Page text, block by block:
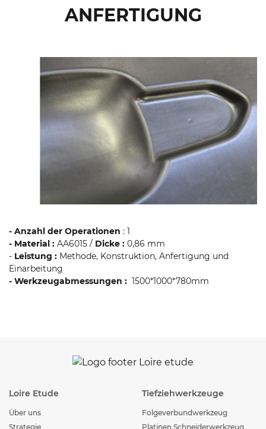
ANFERTIGUNG
- Anzahl der Operationen : 1
- Material : AA6015 / Dicke : 0,86 mm
- Leistung : Methode, Konstruktion, Anfertigung und
Einarbeitung
- Werkzeugabmessungen : 1500*1000*780mm
Loire Etude
Über uns
Strategie
Tiefziehwerkzeuge
Folgeverbundwerkzeug
Platinen Schneiderwerkzeug